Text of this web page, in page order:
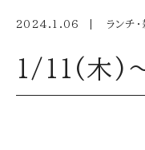
2024.1.06 ランチ
1/11(木)